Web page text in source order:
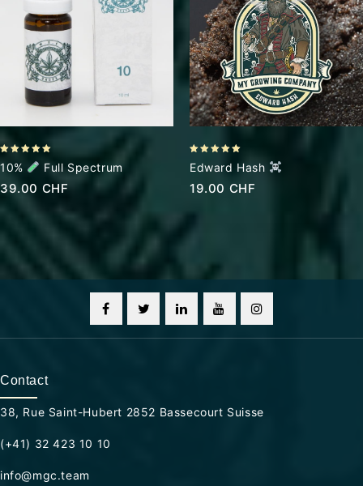
out of 5
10% Full Spectrum
39.00 CHF
out of 5
Edward Hash
19.00 CHF
Contact
38, Rue Saint-Hubert 2852 Bassecourt Suisse
(+41) 32 423 10 10
info@mgc.team